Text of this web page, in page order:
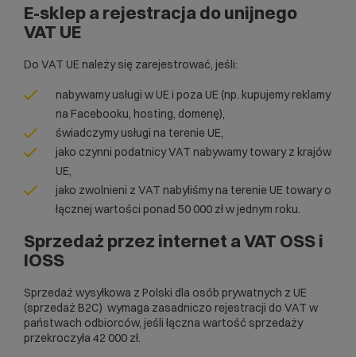
E-sklep a rejestracja do unijnego
VAT UE
Do VAT UE należy się zarejestrować, jeśli:
nabywamy usługi w UE i poza UE (np. kupujemy reklamy
na Facebooku, hosting, domenę),
świadczymy usługi na terenie UE,
jako czynni podatnicy VAT nabywamy towary z krajów
UE,
jako zwolnieni z VAT nabyliśmy na terenie UE towary o
łącznej wartości ponad 50 000 zł w jednym roku.
Sprzedaż przez internet a VAT OSS i
IOSS
Sprzedaż wysyłkowa z Polski dla osób prywatnych z UE
(sprzedaż B2C) wymaga zasadniczo rejestracji do VAT w
państwach odbiorców, jeśli łączna wartość sprzedaży
przekroczyła 42 000 zł.